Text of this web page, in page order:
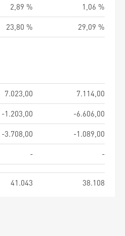
2,89 %
1,06 %
23,80 % 29,09 %
7.023,00
7.114,00
-1.203,00
-6.606,00
-3.708,00
-1.089,00
- -
41.043 38.108